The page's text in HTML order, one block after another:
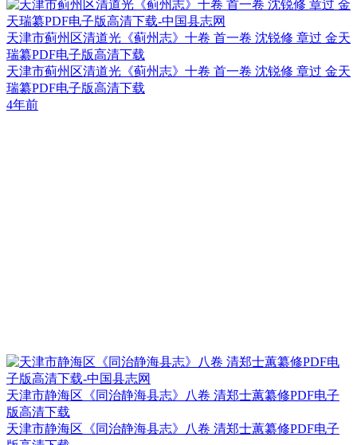
天津市蓟州区清道光《蓟州志》十卷 首一卷 沈锐修 章过 金天
瑞纂PDF电子版高清下载
天津市蓟州区清道光《蓟州志》十卷 首一卷 沈锐修 章过 金天
瑞纂PDF电子版高清下载
4年前
天津市静海区《同治静海县志》八卷 清郑士蕙纂修PDF电子
版高清下载
天津市静海区《同治静海县志》八卷 清郑士蕙纂修PDF电子